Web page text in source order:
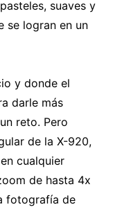
suaves y
se logran en un
y donde el
darle más
reto. Pero
de la X-920,
cualquier
de hasta 4x
fotografía de